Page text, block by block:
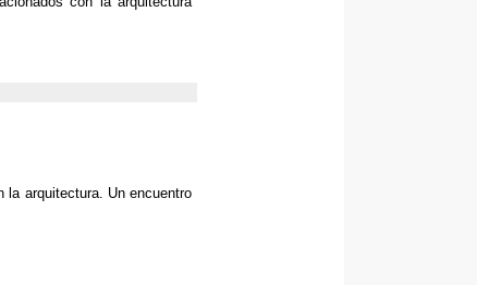
la arquitectura. Un encuentro